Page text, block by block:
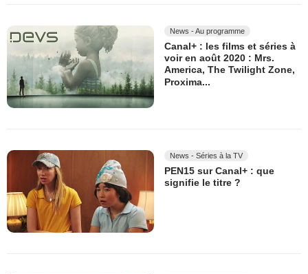
News - Au programme
Canal+ : les films et séries à
voir en août 2020 : Mrs.
America, The Twilight Zone,
Proxima...
News - Séries à la TV
PEN15 sur Canal+ : que
signifie le titre ?